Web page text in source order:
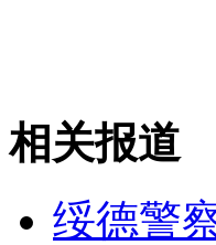
外交部：有关国家言
相关报道
绥德警